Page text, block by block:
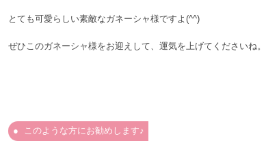
とても可愛らしい素敵なガネーシャ様ですよ(^^)
ぜひこのガネーシャ様をお迎えして、運気を上げてくださいね。
このような方にお勧めします♪